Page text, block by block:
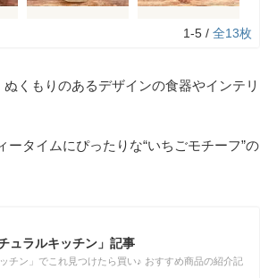
1-5 / 全13枚
くもりのあるデザインの食器やインテリ
タイムにぴったりな“いちごモチーフ”の
ュラルキッチン」記事
チン」でこれ見つけたら買い♪ おすすめ商品の紹介記